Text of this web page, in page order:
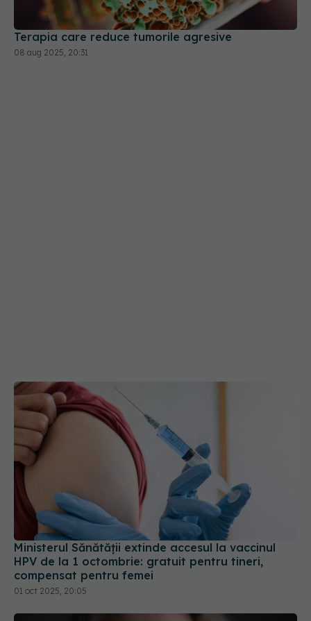
Terapia care reduce tumorile agresive
08 aug 2025, 20:31
Ministerul Sănătății extinde accesul la vaccinul
HPV de la 1 octombrie: gratuit pentru tineri,
compensat pentru femei
01 oct 2025, 20:05